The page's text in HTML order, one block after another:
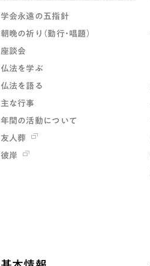
学会永遠の五指針
朝晩の祈り（勤行・唱題）
座談会
仏法を学ぶ
仏法を語る
主な行事
年間の活動について
友人葬
彼岸